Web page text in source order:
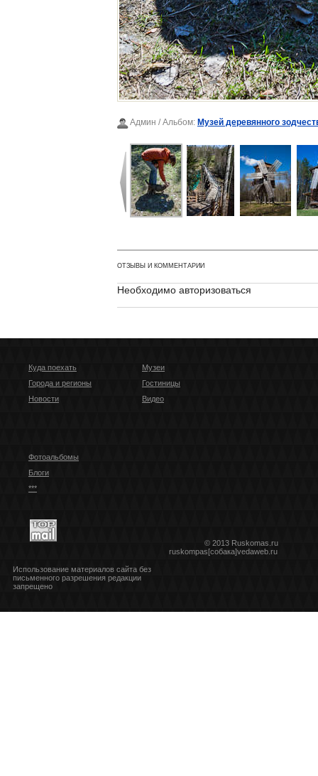
Админ / Альбом: Музей деревянного
ОТЗЫВЫ И КОММЕНТАРИИ
Необходимо авторизоваться
Куда поехать
Города и регионы
Новости
Музеи
Гостиницы
Видео
Фотоальбомы
Блоги
***
© 2013 Ruskomas.ru
ruskompas[собака]vedaweb.ru
Использование материалов сайта без
письменного разрешения редакции
запрещено